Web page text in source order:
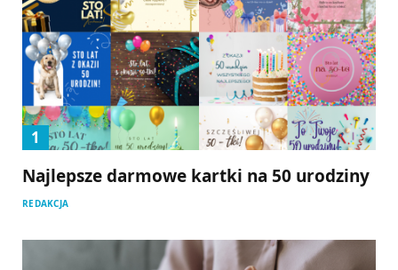
Najlepsze darmowe kartki na 50 urodziny
REDAKCJA